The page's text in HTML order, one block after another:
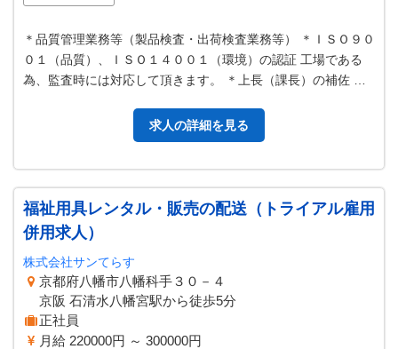
＊品質管理業務等（製品検査・出荷検査業務等） ＊ＩＳＯ９０
０１（品質）、ＩＳＯ１４００１（環境）の認証 工場である
為、監査時には対応して頂きます。 ＊上長（課長）の補佐 ＊
求人の詳細を見る
福祉用具レンタル・販売の配送（トライアル雇用
併用求人）
株式会社サンてらす
京都府八幡市八幡科手３０－４
京阪 石清水八幡宮駅から徒歩5分
正社員
月給 220000円 ～ 300000円